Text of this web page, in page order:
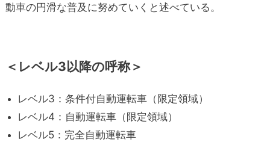
動車の円滑な普及に努めていくと述べている。
＜レベル3以降の呼称＞
レベル3：条件付自動運転車（限定領域）
レベル4：自動運転車（限定領域）
レベル5：完全自動運転車